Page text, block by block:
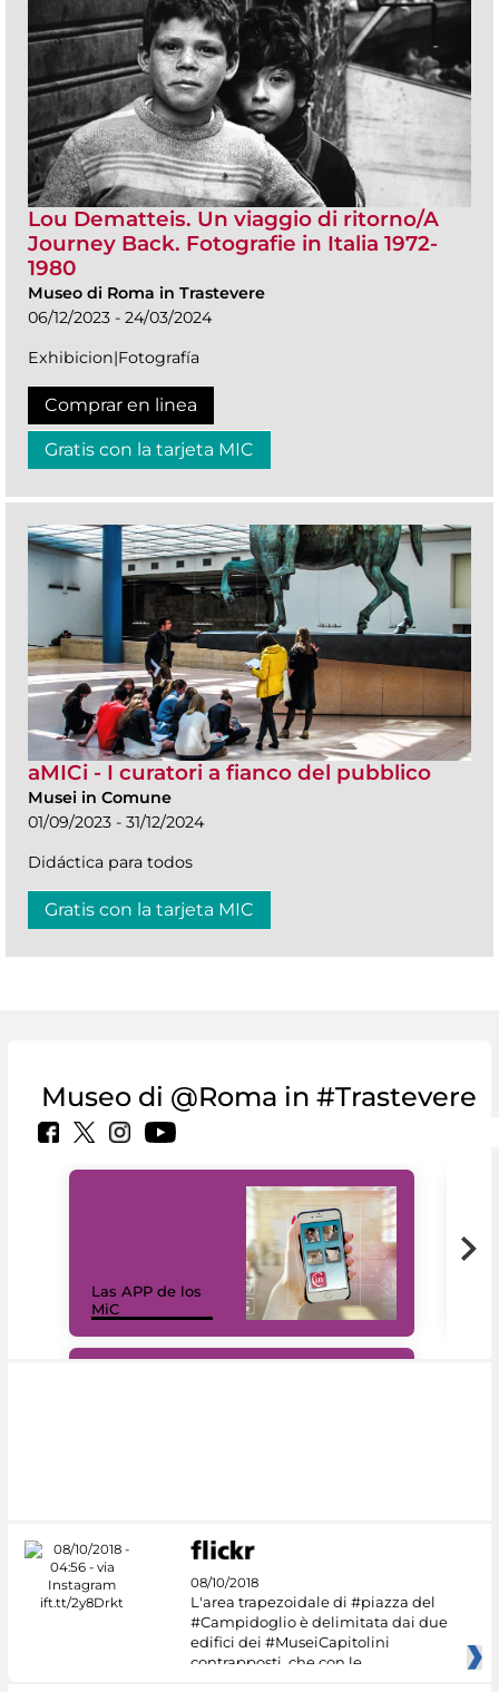
Lou Dematteis. Un viaggio di ritorno/A
Journey Back. Fotografie in Italia 1972-
1980
Museo di Roma in Trastevere
06/12/2023 - 24/03/2024
Exhibicion|Fotografía
Comprar en linea
Gratis con la tarjeta MIC
aMICi - I curatori a fianco del pubblico
Musei in Comune
01/09/2023 - 31/12/2024
Didáctica para todos
Gratis con la tarjeta MIC
Museo di @Roma in #Trastevere
Las APP de los
MiC
08/10/2018
L'area trapezoidale di #piazza del
#Campidoglio è delimitata dai due
edifici dei #MuseiCapitolini
contrapposti, che con le